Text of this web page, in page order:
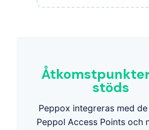
stöds
Peppox integreras med
Peppol Access Points och